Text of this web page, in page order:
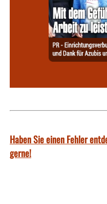
Haben Sie einen Fehler
gerne!